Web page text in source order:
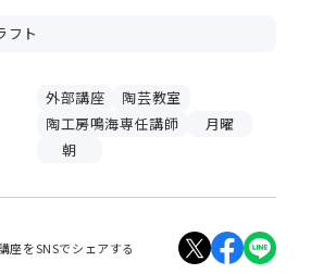
フト
外部講座
陶芸教室
陶工房鳴海専任講師
月曜
朝
座をSNSでシェアする